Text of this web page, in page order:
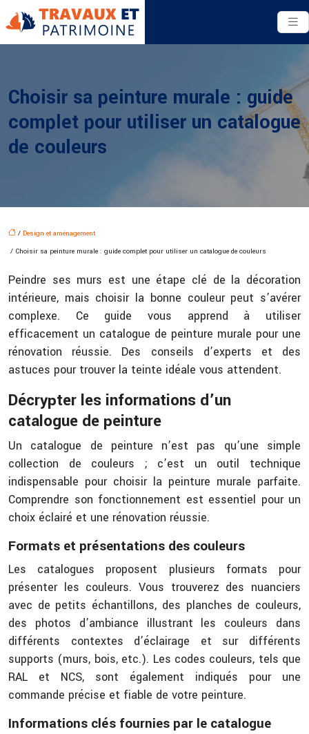
Choisir sa peinture murale : guide
complet pour utiliser un catalogue
de couleurs
/ Design et aménagement
/ Choisir sa peinture murale : guide complet pour utiliser un catalogue de couleurs
Peindre ses murs est une étape clé de la décoration
intérieure, mais choisir la bonne couleur peut s’avérer
complexe. Ce guide vous apprend à utiliser
efficacement un catalogue de peinture murale pour une
rénovation réussie. Des conseils d’experts et des
astuces pour trouver la teinte idéale vous attendent.
Décrypter les informations d’un
catalogue de peinture
Un catalogue de peinture n’est pas qu’une simple
collection de couleurs ; c’est un outil technique
indispensable pour choisir la peinture murale parfaite.
Comprendre son fonctionnement est essentiel pour un
choix éclairé et une rénovation réussie.
Formats et présentations des couleurs
Les catalogues proposent plusieurs formats pour
présenter les couleurs. Vous trouverez des nuanciers
avec de petits échantillons, des planches de couleurs,
des photos d’ambiance illustrant les couleurs dans
différents contextes d’éclairage et sur différents
supports (murs, bois, etc.). Les codes couleurs, tels que
RAL et NCS, sont également indiqués pour une
commande précise et fiable de votre peinture.
Informations clés fournies par le catalogue